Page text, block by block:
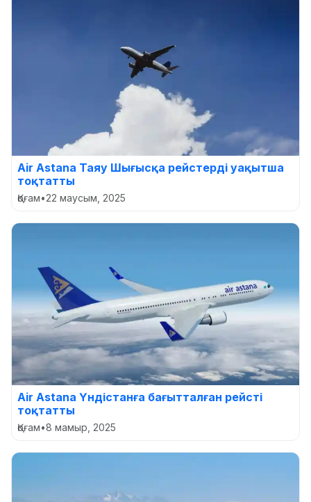
Air Astana Таяу Шығысқа рейстерді уақытша
тоқтатты
Қоғам•22 маусым, 2025
Air Astana Үндістанға бағытталған рейсті
тоқтатты
Қоғам•8 мамыр, 2025